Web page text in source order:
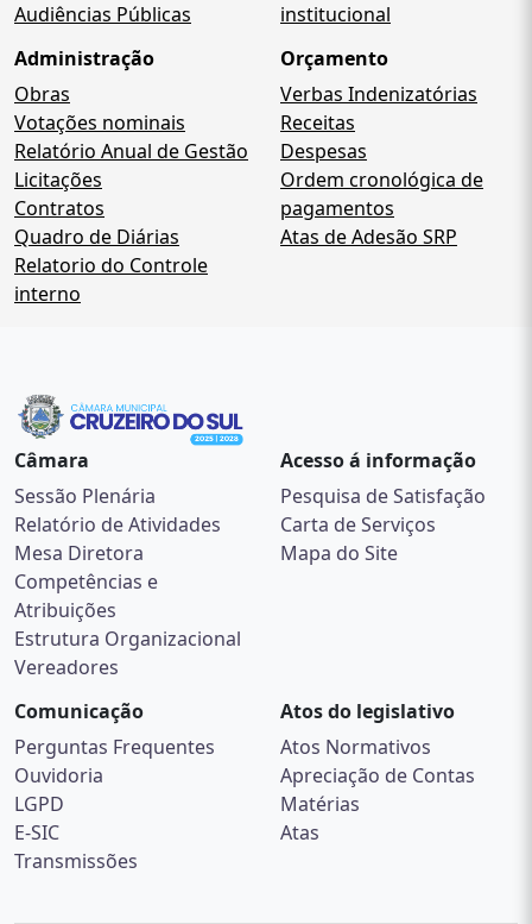
Audiências Públicas
institucional
Administração
Obras
Votações nominais
Relatório Anual de Gestão
Licitações
Contratos
Quadro de Diárias
Relatorio do Controle
interno
Orçamento
Verbas Indenizatórias
Receitas
Despesas
Ordem cronológica de
pagamentos
Atas de Adesão SRP
Câmara
Sessão Plenária
Relatório de Atividades
Mesa Diretora
Competências e
Atribuições
Estrutura Organizacional
Vereadores
Acesso á informação
Pesquisa de Satisfação
Carta de Serviços
Mapa do Site
Comunicação
Perguntas Frequentes
Ouvidoria
LGPD
E-SIC
Transmissões
Atos do legislativo
Atos Normativos
Apreciação de Contas
Matérias
Atas